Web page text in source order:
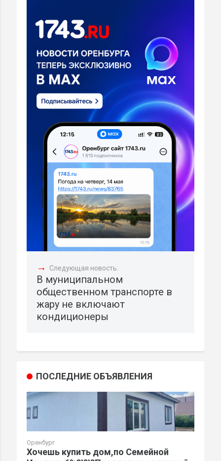
→ Следующая новость:
В муниципальном
общественном транспорте в
жару не включают
кондиционеры
ПОСЛЕДНИЕ ОБЪЯВЛЕНИЯ
Оренбург
Хочешь купить дом,по Семейной